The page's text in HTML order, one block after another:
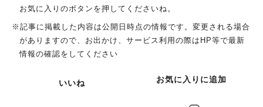
お気に入りのボタンを押してくださいね。
※記事に掲載した内容は公開日時点の情報です。変更される場合
がありますので、お出かけ、サービス利用の際はHP等で最新
情報の確認をしてください
いいね お気に入りに追加